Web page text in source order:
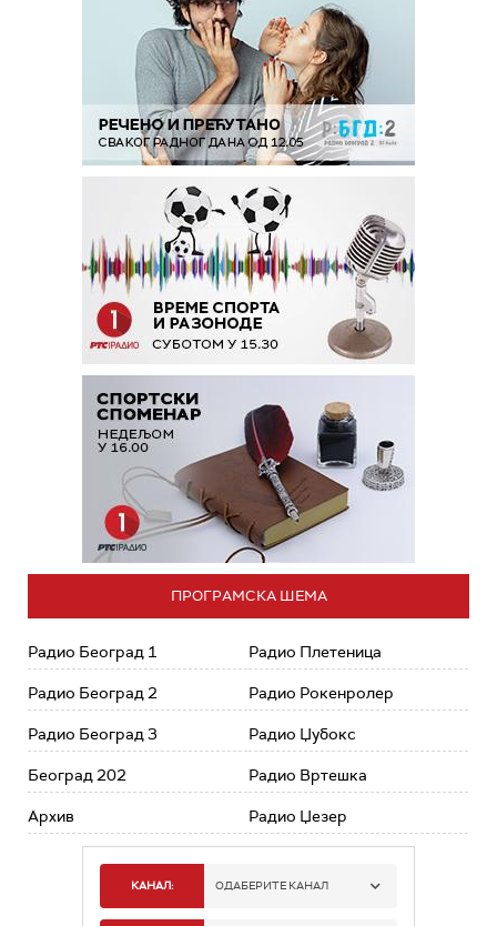
ПРОГРАМСКА ШЕМА
Радио Београд 1
Радио Београд 2
Радио Београд 3
Београд 202
Архив
Радио Плетеница
Радио Рокенролер
Радио Џубокс
Радио Вртешка
Радио Џезер
КАНАЛ: ОДАБЕРИТЕ КАНАЛ